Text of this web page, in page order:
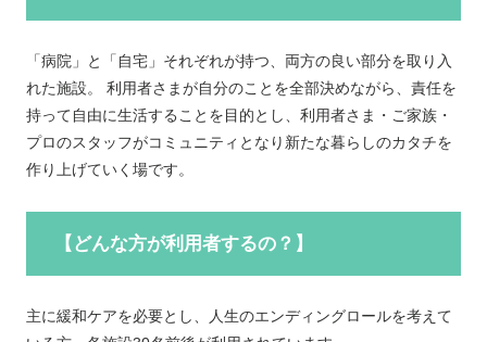
「病院」と「自宅」それぞれが持つ、両方の良い部分を取り入
れた施設。 利用者さまが自分のことを全部決めながら、責任を
持って自由に生活することを目的とし、利用者さま・ご家族・
プロのスタッフがコミュニティとなり新たな暮らしのカタチを
作り上げていく場です。
【どんな方が利用者するの？】
主に緩和ケアを必要とし、人生のエンディングロールを考えて